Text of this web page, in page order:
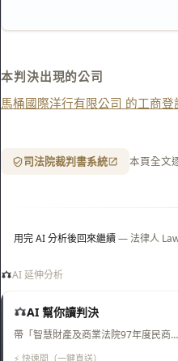
本判決出現的公司
馬桶國際洋行有限公司 的工商登
司法院裁判書系統 本頁全文
用完 AI 分析後回來繼續— 法律人
AI 延伸分析
AI 幫你讀判決
帶「智慧財產及商業法院97年度民
⚡ 快速問（一鍵直送）